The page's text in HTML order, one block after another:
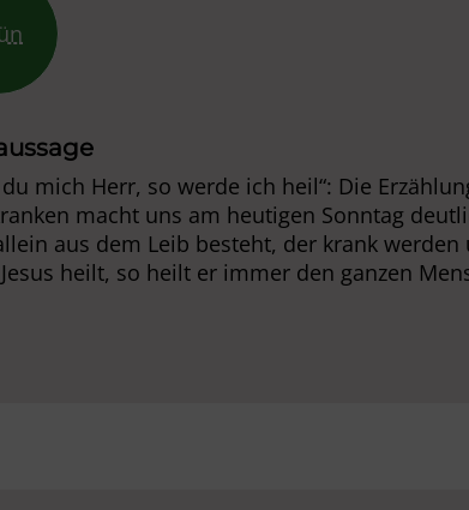
du mich Herr, so werde ich heil“: Die
macht uns am heutigen Sonntag
aus dem Leib besteht, der krank werden
heilt, so heilt er immer den ganzen